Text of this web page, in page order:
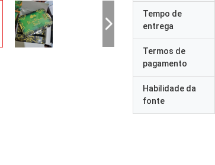
Tempo de
entrega
Termos de
pagamento
Habilidade da
fonte